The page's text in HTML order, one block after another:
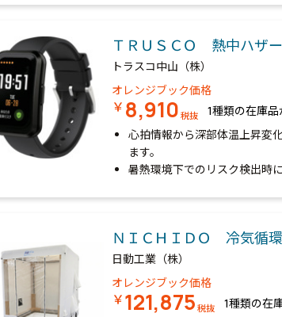
ＴＲＵＳＣＯ 熱中ハザ
トラスコ中山（株）
オレンジブック価格
￥ 8,910 税抜 1種類の在庫
心拍情報から深部体温上昇変
ます。
暑熱環境下でのリスク検出時
ＮＩＣＨＩＤＯ 冷気循
日動工業（株）
オレンジブック価格
￥121,875 税抜 1種類の在